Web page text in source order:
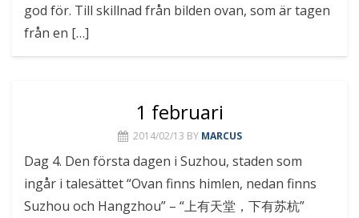
god för. Till skillnad från bilden ovan, som är tagen
från en […]
1 februari
2014/02/13 BY MARCUS
Dag 4. Den första dagen i Suzhou, staden som
ingår i talesättet “Ovan finns himlen, nedan finns
Suzhou och Hangzhou” – “上有天堂，下有苏杭”